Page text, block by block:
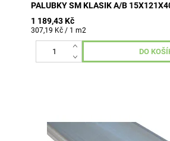
PALUBKY SM KLASIK A/B
1 189,43 Kč
307,19 Kč / 1 m2